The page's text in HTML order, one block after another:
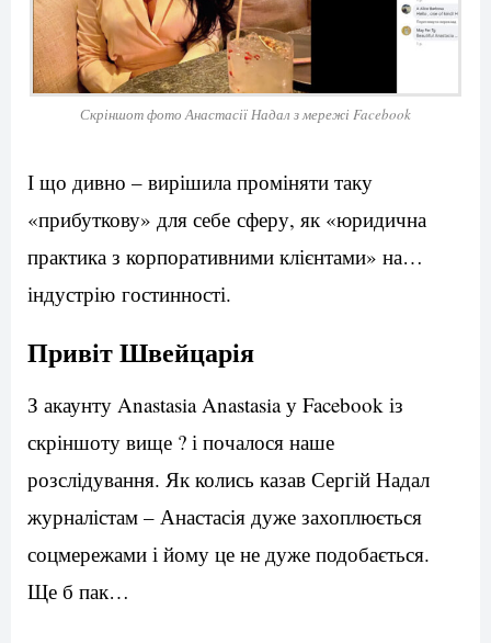
Скріншот фото Анастасії Надал з мережі Facebook
І що дивно – вирішила проміняти таку
«прибуткову» для себе сферу, як «юридична
практика з корпоративними клієнтами» на…
індустрію гостинності.
Привіт Швейцарія
З акаунту Anastasia Anastasia у Facebook із
скріншоту вище ? і почалося наше
розслідування. Як колись казав Сергій Надал
журналістам – Анастасія дуже захоплюється
соцмережами і йому це не дуже подобається.
Ще б пак…